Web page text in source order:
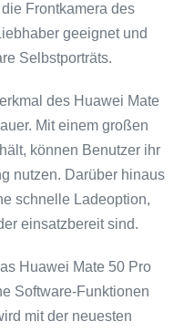
Frontkamera des
geeignet und
Selbstporträts.
des Huawei Mate
Mit einem großen
können Benutzer ihr
nutzen. Darüber hinaus
schnelle Ladeoption,
einsatzbereit sind.
Huawei Mate 50 Pro
Software-Funktionen
mit der neuesten